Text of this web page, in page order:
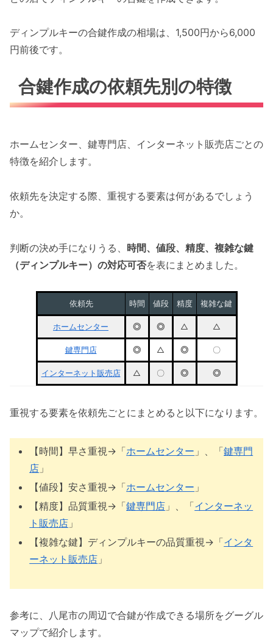
ディンプルキーの合鍵作成の相場は、1,500円から6,000
円前後です。
合鍵作成の依頼先別の特徴
ホームセンター、鍵専門店、インターネット販売店ごとの
特徴を紹介します。
依頼先を決定する際、重視する要素は何があるでしょう
か。
判断の決め手になりうる、 時間、値段、精度、複雑な鍵
（ディンプルキー）の対応可否を表にまとめました。
依頼先 時間 値段 精度 複雑な鍵
ホームセンター ◎ ◎ △ △
鍵専門店 ◎ △ ◎ 〇
インターネット販売店 △ 〇 ◎ ◎
重視する要素を依頼先ごとにまとめると以下になります。
【時間】早さ重視→「ホームセンター 」、「鍵専門
店 」
【値段】安さ重視→「ホームセンター 」
【精度】品質重視→「鍵専門店 」、「インターネッ
ト販売店 」
【複雑な鍵】ディンプルキーの品質重視→「インタ
ーネット販売店 」
参考に、八尾市の周辺で合鍵が作成できる場所をグーグル
マップで紹介します。